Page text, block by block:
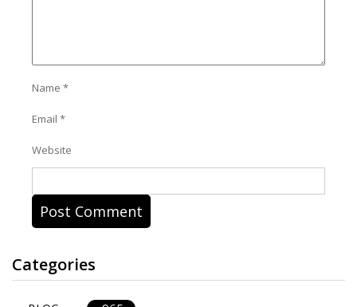
Name *
Email *
Website
Categories